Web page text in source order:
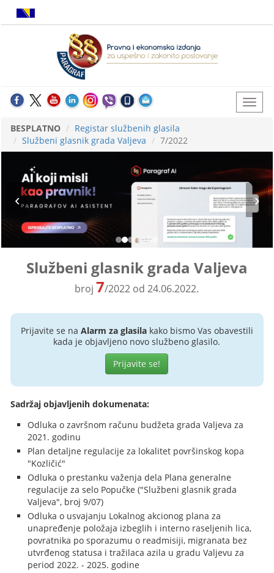
BESPLATNO
Registar službenih glasila
Službeni glasnik grada Valjeva
7/2022
Službeni glasnik grada Valjeva
broj 7/2022 od 24.06.2022.
Prijavite se na Alarm za glasilakako bismo Vas obavestili
kada je objavljeno novo službeno glasilo.
Prijavite se!
Sadržaj objavljenih dokumenata:
Odluka o završnom računu budžeta grada Valjeva za
2021. godinu
Plan detaljne regulacije za lokalitet površinskog kopa
"Kozličić"
Odluka o prestanku važenja dela Plana generalne
regulacije za selo Popučke ("Službeni glasnik grada
Valjeva", broj 9/07)
Odluka o usvajanju Lokalnog akcionog plana za
unapređenje položaja izbeglih i interno raseljenih lica,
povratnika po sporazumu o readmisiji, migranata bez
utvrđenog statusa i tražilaca azila u gradu Valjevu za
period 2022. - 2025. godine